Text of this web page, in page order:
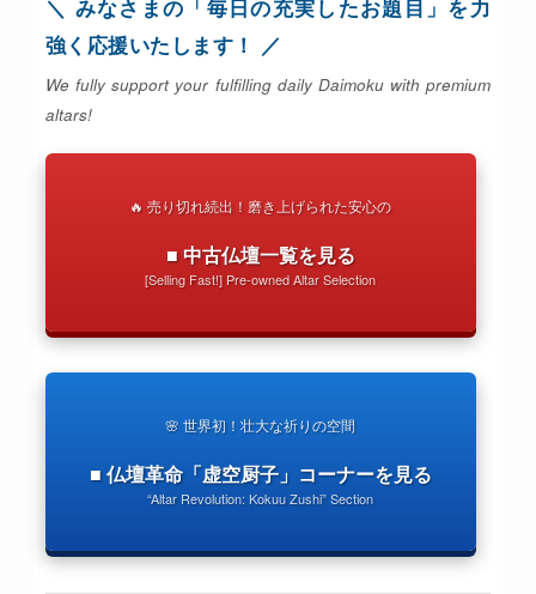
＼ みなさまの「毎日の充実したお題目」を力
強く応援いたします！ ／
We fully support your fulfilling daily Daimoku with premium
altars!
🔥 売り切れ続出！磨き上げられた安心の
■ 中古仏壇一覧を見る
[Selling Fast!] Pre-owned Altar Selection
🌸 世界初！壮大な祈りの空間
■ 仏壇革命「虚空厨子」コーナーを見る
“Altar Revolution: Kokuu Zushi” Section